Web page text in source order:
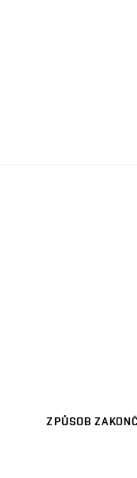
ZPŮSOB